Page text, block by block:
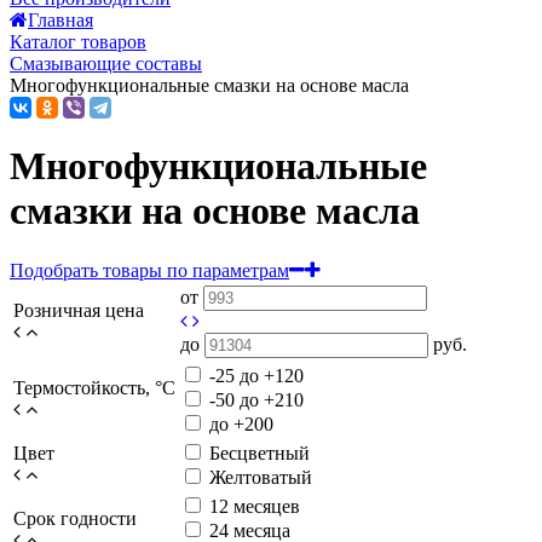
Главная
Каталог товаров
Смазывающие составы
Многофункциональные смазки на основе масла
Многофункциональные
смазки на основе масла
Подобрать товары по параметрам
Розничная цена
от
до руб.
Термостойкость, °C
-25 до +120
-50 до +210
до +200
Цвет
Бесцветный
Желтоватый
Срок годности
12 месяцев
24 месяца